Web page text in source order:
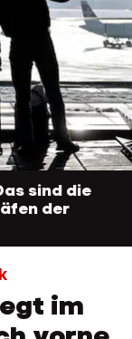
sind die
der
im